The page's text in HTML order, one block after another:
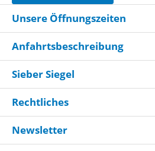
Unsere Öffnungszeiten
Anfahrtsbeschreibung
Sieber Siegel
Rechtliches
Newsletter